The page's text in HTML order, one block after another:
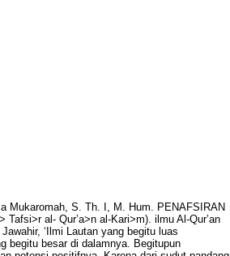
Mukaromah, S. Th. I, M. Hum. PENAFSIRAN
al- Qur’a>n al-Kari>m). ilmu Al-Qur’an
‘Ilmi Lautan yang begitu luas
begitu besar di dalamnya. Begitupun